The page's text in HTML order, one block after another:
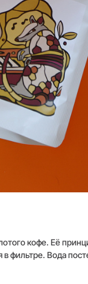
кофе. Её
в фильтре. Вода